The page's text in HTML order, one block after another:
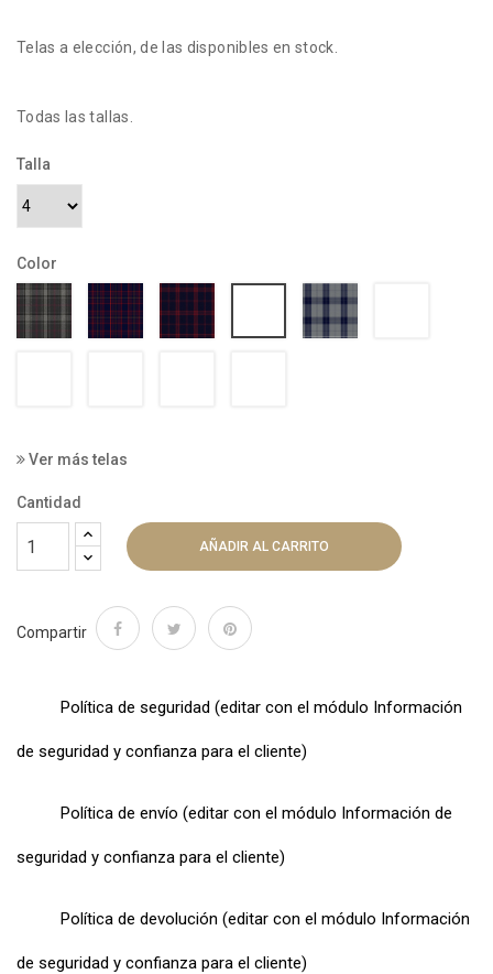
Telas a elección, de las disponibles en stock.
Todas las tallas.
Talla
Color
012700-
9002
9001 9027 9064
Ver más telas
Cantidad
AÑADIR AL CARRITO
Compartir
Política de seguridad (editar con el módulo Información
de seguridad y confianza para el cliente)
Política de envío (editar con el módulo Información de
seguridad y confianza para el cliente)
Política de devolución (editar con el módulo Información
de seguridad y confianza para el cliente)